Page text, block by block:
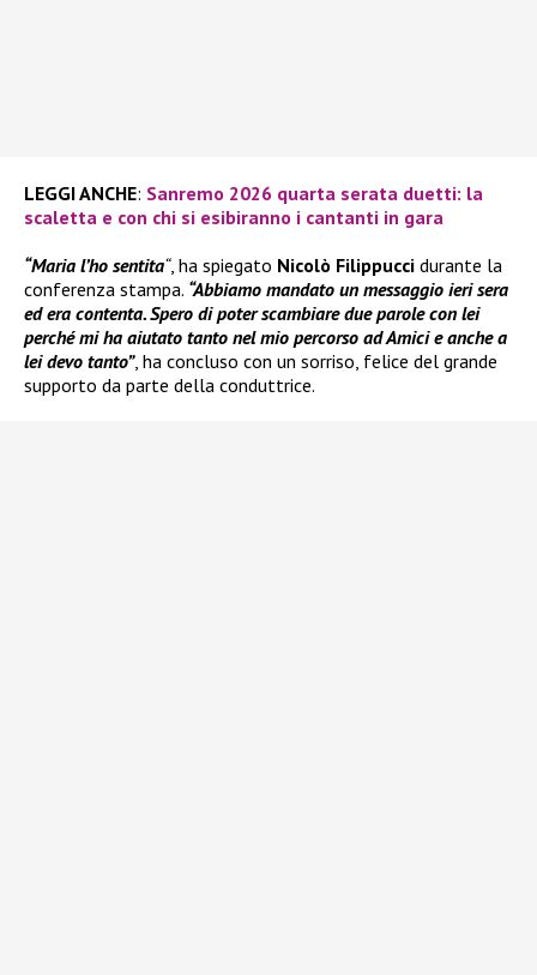
LEGGI ANCHE: Sanremo 2026 quarta serata duetti: la
scaletta e con chi si esibiranno i cantanti in gara
“Maria l’ho sentita“, ha spiegato Nicolò Filippucci durante la
conferenza stampa. “Abbiamo mandato un messaggio ieri sera
ed era contenta. Spero di poter scambiare due parole con lei
perché mi ha aiutato tanto nel mio percorso ad Amici e anche a
lei devo tanto”, ha concluso con un sorriso, felice del grande
supporto da parte della conduttrice.